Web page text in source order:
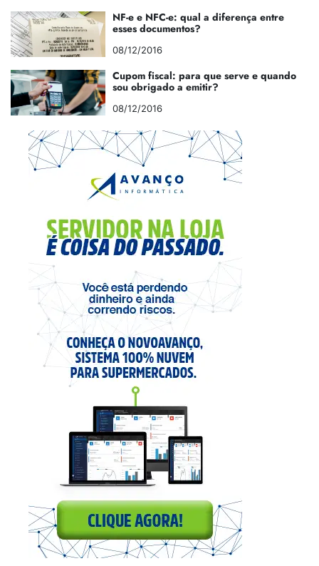
NF-e e NFC-e: qual a diferença entre
esses documentos?
08/12/2016
Cupom fiscal: para que serve e quando
sou obrigado a emitir?
08/12/2016